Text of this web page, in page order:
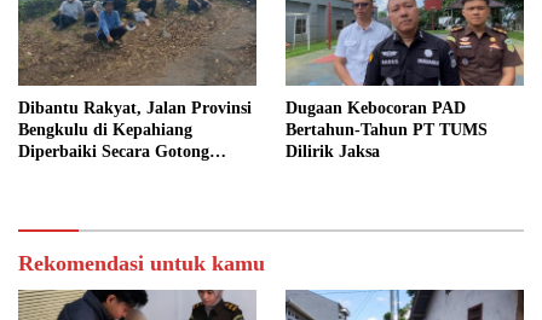
Dibantu Rakyat, Jalan Provinsi
Bengkulu di Kepahiang
Diperbaiki Secara Gotong
Dugaan Kebocoran PAD
Bertahun-Tahun PT TUMS
Dilirik Jaksa
Rekomendasi untuk kamu